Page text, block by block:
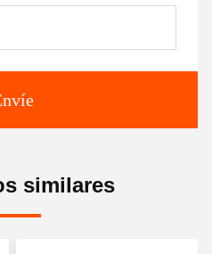
similares